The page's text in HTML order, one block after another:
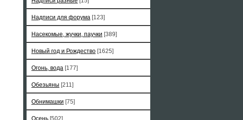
Надписи для форума [123]
Насекомые, жучки, паучки [389]
Новый год и Рождество [1625]
Огонь, вода [177]
Обезьяны [211]
Обнимашки [75]
Осень [502]